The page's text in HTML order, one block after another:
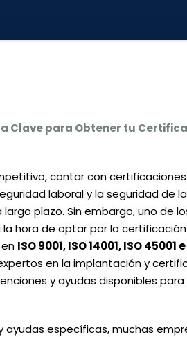
La Clave para Obtener tu
contar con
laboral y la seguridad de
plazo. Sin embargo, uno de
hora de optar por la certificación
ISO 9001, ISO 14001, ISO 45001
en la implantación y
y ayudas disponibles
ayudas específicas, muchas